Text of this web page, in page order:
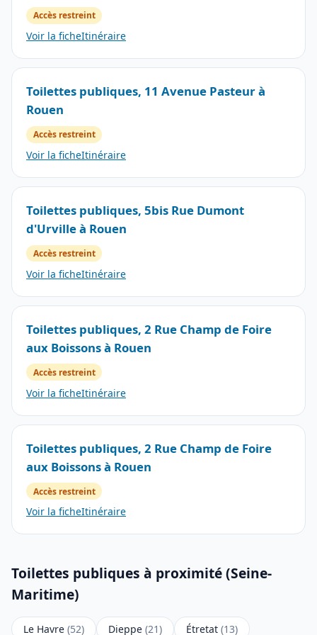
Accès restreint
Voir la ficheItinéraire
Toilettes publiques, 11 Avenue Pasteur à
Rouen
Accès restreint
Voir la ficheItinéraire
Toilettes publiques, 5bis Rue Dumont
d'Urville à Rouen
Accès restreint
Voir la ficheItinéraire
Toilettes publiques, 2 Rue Champ de Foire
aux Boissons à Rouen
Accès restreint
Voir la ficheItinéraire
Toilettes publiques, 2 Rue Champ de Foire
aux Boissons à Rouen
Accès restreint
Voir la ficheItinéraire
Toilettes publiques à proximité (Seine-
Maritime)
Le Havre (52) Dieppe (21) Étretat (13)